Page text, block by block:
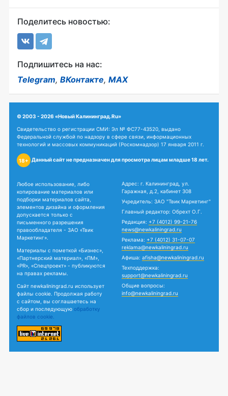
Поделитесь новостью:
Подпишитесь на нас:
Telegram, ВКонтакте, MAX
© 2003 - 2026 «Новый Калининград.Ru»
Свидетельство о регистрации СМИ: Эл № ФС77-43520, выдано
Федеральной службой по надзору в сфере связи, информационных
технологий и массовых коммуникаций (Роскомнадзор) 17 января 2011 г.
18+ Данный сайт не предназначен для просмотра лицам младше 18 лет.
Любое использование, либо
копирование материалов или
подборки материалов сайта,
элементов дизайна и оформления
допускается только с
письменного разрешения
правообладателя - ЗАО «Твик
Маркетинг».
Материалы с пометкой «Бизнес»,
«Партнерский материал», «ПМ»,
«PR», «Спецпроект» - публикуются
на правах рекламы.
Сайт newkaliningrad.ru использует
файлы cookie. Продолжая работу
с сайтом, вы соглашаетесь на
сбор и последующую обработку
файлов cookie.
Адрес: г. Калининград, ул.
Гаражная, д.2, кабинет 308
Учредитель: ЗАО "Твик Маркетинг"
Главный редактор: Обрехт О.Г.
Редакция: +7 (4012) 99-21-76
news@newkaliningrad.ru
Реклама: +7 (4012) 31-07-07
reklama@newkaliningrad.ru
Афиша: afisha@newkaliningrad.ru
Техподдержка:
support@newkaliningrad.ru
Общие вопросы:
info@newkaliningrad.ru